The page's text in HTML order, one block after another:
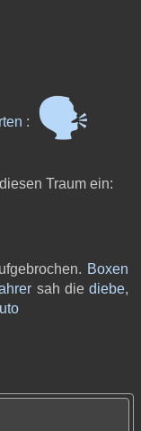
: 🗣
Traum ein:
Boxen
sah diediebe,